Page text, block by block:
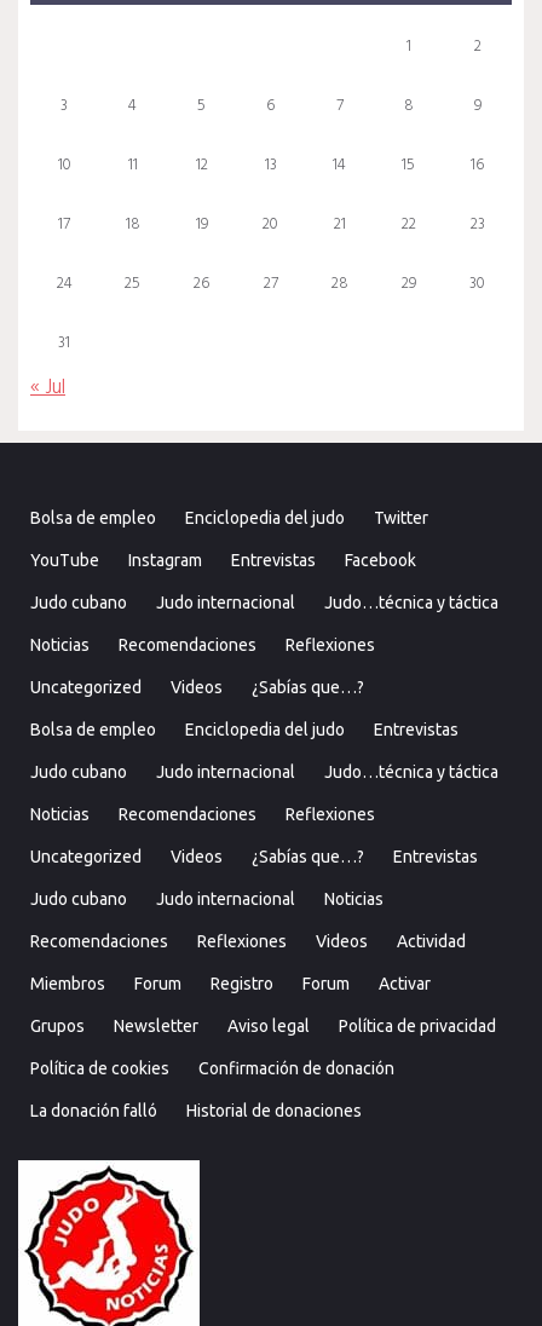
1 2
3 4 5 6 7 8 9
10 11 12 13 14 15 16
17 18 19 20 21 22 23
24 25 26 27 28 29 30
31
« Jul
Bolsa de empleo Enciclopedia del judo Twitter
YouTube Instagram Entrevistas Facebook
Judo cubano Judo internacional Judo…técnica y táctica
Noticias Recomendaciones Reflexiones
Uncategorized Videos ¿Sabías que…?
Bolsa de empleo Enciclopedia del judo Entrevistas
Judo cubano Judo internacional Judo…técnica y táctica
Noticias Recomendaciones Reflexiones
Uncategorized Videos ¿Sabías que…? Entrevistas
Judo cubano Judo internacional Noticias
Recomendaciones Reflexiones Videos Actividad
Miembros Forum Registro Forum Activar
Grupos Newsletter Aviso legal Política de privacidad
Política de cookies Confirmación de donación
La donación falló Historial de donaciones